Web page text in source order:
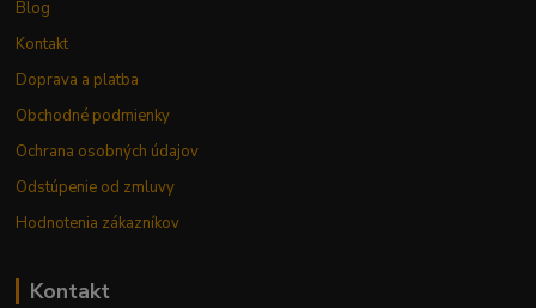
Blog
Kontakt
Doprava a platba
Obchodné podmienky
Ochrana osobných údajov
Odstúpenie od zmluvy
Hodnotenia zákazníkov
Kontakt